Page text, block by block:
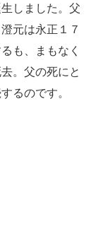
しました。父
元は永正１７
も、まもなく
。父の死にと
るのです。